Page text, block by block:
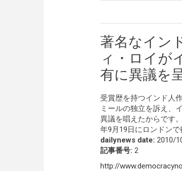
著名なイン
ィ・ロイが
有に異議を
受賞歴を持つインド人
ミールの独立を訴え、
異議を唱えたからです
年9月19日にロンドンで
dailynews date: 2010/
記事番号: 2
http://